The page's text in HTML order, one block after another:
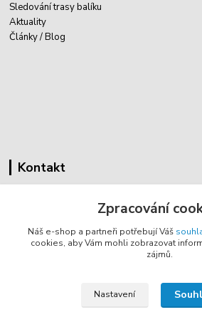
Sledování trasy balíku
Aktuality
Články / Blog
Kontakt
Zákostelí 83
783 44 Náměšť na Hané
Zpracování
Náš e-shop a partneři potřebují Váš
cookies, aby Vám mohli zobrazovat
zájmů.
Nastavení